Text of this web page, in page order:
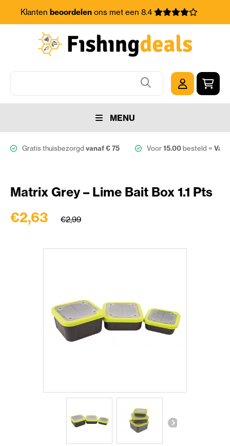
Klanten beoordelenons met een 8.4
MENU
Gratis thuisbezorgd vanaf € 75 Voor15.00besteld =
Matrix Grey – Lime Bait Box 1.1 Pts
€2,63 €2,99